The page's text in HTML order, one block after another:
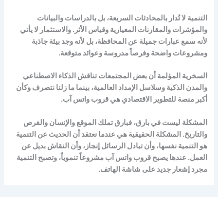
التنمية لا تُدار بالمحادثات السريعة، بل بالدراسات والبيانات
والمؤشرات والمقارنات المعيارية وقياس الأثر. والاستثمار لا يأتي
لأنه سمع عبارات جميلة عن المحافظة، بل لأنه وجد بيئة جاذبة
ومشروعات واضحة وفرصاً مدروسة وعوائد متوقعة.
السخرية المؤلمة أن بعض المجتمعات تناقش الذكاء الاصطناعي
والمدن الذكية وسلاسل الإمداد العالمية، بينما ما زلنا نتصرف وكأن
أكبر منصة للتطوير الاقتصادي هي قروب واتس آب.
المشكلة ليست في بارق، فبارق تملك الموقع والإنسان والفرص
والتاريخ. المشكلة الحقيقية هي عندما نعتقد أن الحديث عن التنمية
هو التنمية نفسها، وأن تبادل الرسائل إنجاز، وأن النقاش بديل عن
العمل. عندها يصبح قروب واتس آب مشروعاً تنموياً، وتصبح التنمية
مجرد إشعار جديد على شاشة الهاتف.